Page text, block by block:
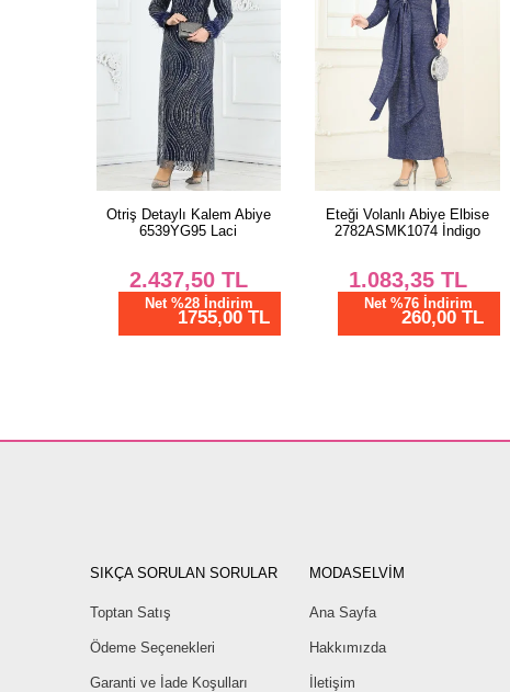
Otriş Detaylı Kalem Abiye
6539YG95 Laci
2.437,50TL
Net %28 İndirim
1755,00 TL
Eteği Volanlı Abiye Elbise
2782ASMK1074 İndigo
1.083,35TL
Net %76 İndirim
260,00 TL
SIKÇA SORULAN SORULAR
Toptan Satış
Ödeme Seçenekleri
Garanti ve İade Koşulları
MODASELVİM
Ana Sayfa
Hakkımızda
İletişim